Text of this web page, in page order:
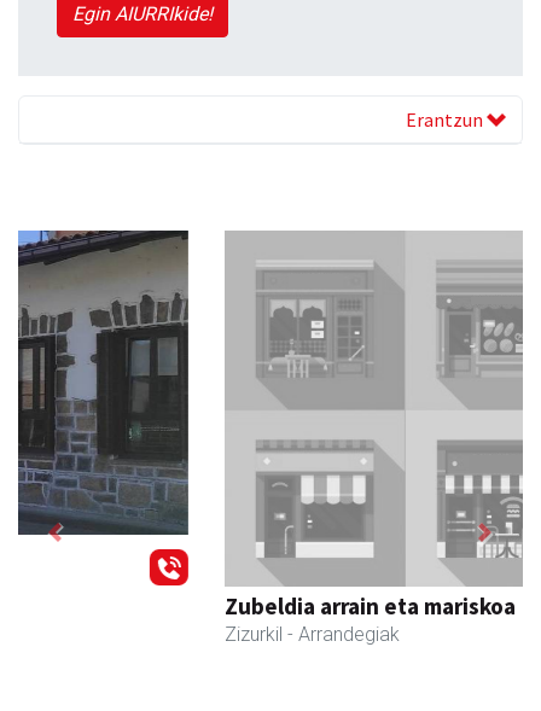
Egin AIURRIkide!
Erantzun
Zubeldia arrain eta mariskoa
Previous Next